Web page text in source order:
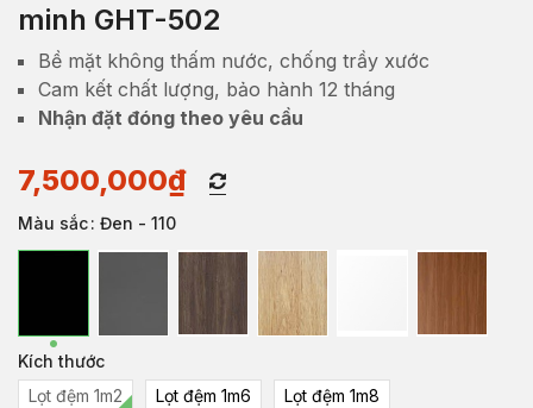
minh GHT-502
Bề mặt không thấm nước, chống trầy xước
Cam kết chất lượng, bảo hành 12 tháng
Nhận đặt đóng theo yêu cầu
7,500,000₫
Màu sắc: Đen - 110
Kích thước
Lọt đệm 1m2
Lọt đệm 1m6 Lọt đệm 1m8